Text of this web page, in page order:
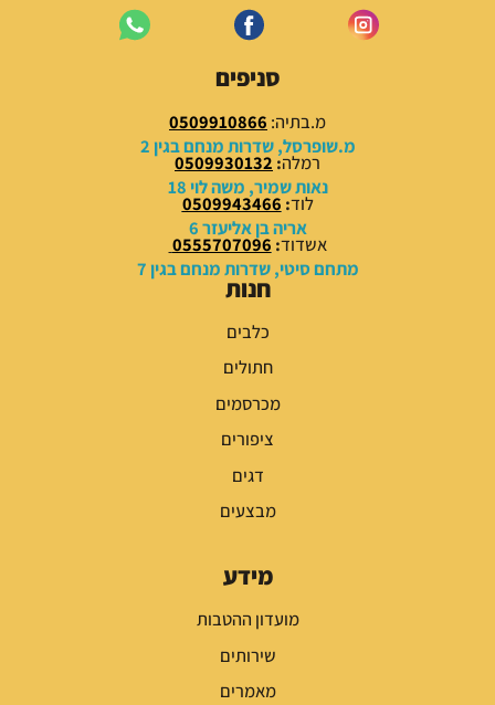
:
5
.
0
0
₪
.
0
0
₪
.
סניפים
מ.בתיה: 0509910866
מ.שופרסל, שדרות מנחם בגין 2
רמלה:
0509930132
נאות שמיר, משה לוי 18
לוד:
0509943466
אריה בן אליעזר 6
אשדוד:
0555707096
מתחם סיטי, שדרות מנחם בגין 7
חנות
כלבים
חתולים
מכרסמים
ציפורים
דגים
מבצעים
מידע
מועדון ההטבות
שירותים
מאמרים